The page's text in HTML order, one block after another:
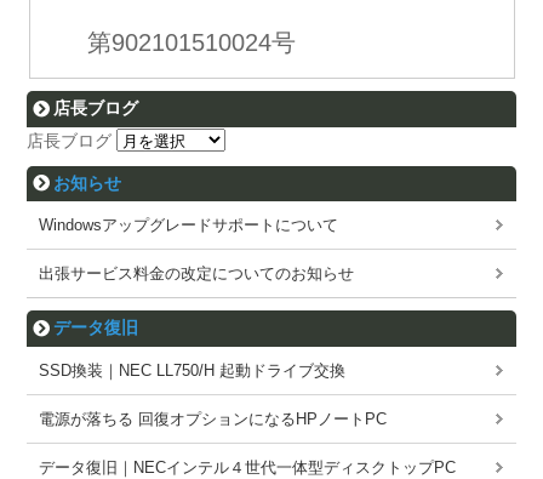
第902101510024号
店長ブログ
店長ブログ
お知らせ
Windowsアップグレードサポートについて
出張サービス料金の改定についてのお知らせ
データ復旧
SSD換装｜NEC LL750/H 起動ドライブ交換
電源が落ちる 回復オプションになるHPノートPC
データ復旧｜NECインテル４世代一体型ディスクトップPC